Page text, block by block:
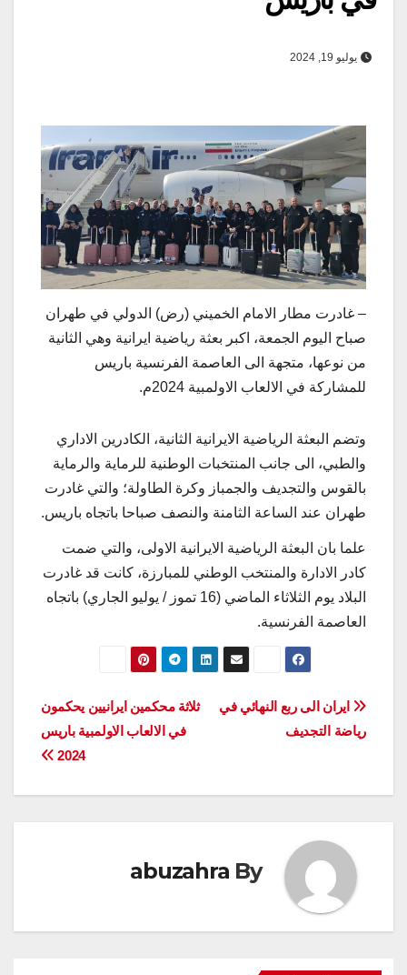
يوليو 19, 2024
– غادرت مطار الامام الخميني (رض) الدولي في طهران
صباح اليوم الجمعة، اكبر بعثة رياضية ايرانية وهي الثانية
من نوعها، متجهة الى العاصمة الفرنسية باريس
للمشاركة في الالعاب الاولمبية 2024م.
وتضم البعثة الرياضية الايرانية الثانية، الكادرين الاداري
والطبي، الى جانب المنتخبات الوطنية للرماية والرماية
بالقوس والتجديف والجمباز وكرة الطاولة؛ والتي غادرت
طهران عند الساعة الثامنة والنصف صباحا باتجاه باريس.
علما بان البعثة الرياضية الايرانية الاولى، والتي ضمت
كادر الادارة والمنتخب الوطني للمبارزة، كانت قد غادرت
البلاد يوم الثلاثاء الماضي (16 تموز / يوليو الجاري) باتجاه
العاصمة الفرنسية.
تصفّح
المقالات
ثلاثة محكمين ايرانيين يحكمون
في الالعاب الاولمبية باريس
2024
ايران الى ربع النهائي في
رياضة التجديف
By
abuzahra